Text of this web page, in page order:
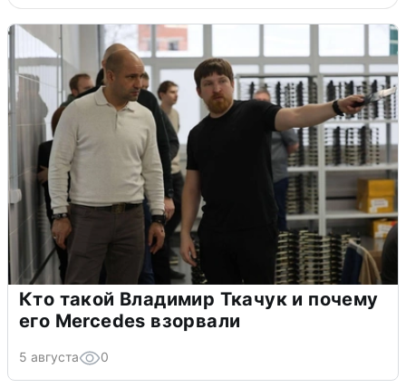
Кто такой Владимир Ткачук и почему
его Mercedes взорвали
5 августа 0